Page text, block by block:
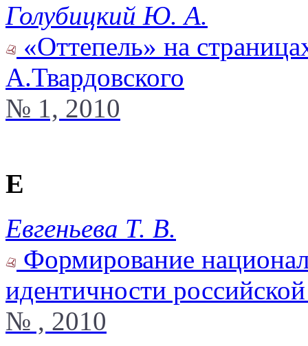
Голубицкий Ю. А.
«Оттепель» на
А.Твардовского
№ 1, 2010
Е
Евгеньева Т. В.
Формирование
идентичности
№ , 2010